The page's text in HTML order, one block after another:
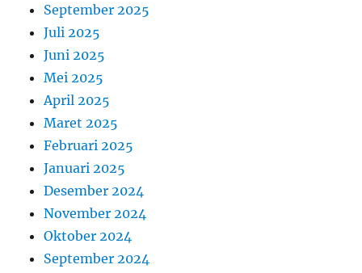
September 2025
Juli 2025
Juni 2025
Mei 2025
April 2025
Maret 2025
Februari 2025
Januari 2025
Desember 2024
November 2024
Oktober 2024
September 2024